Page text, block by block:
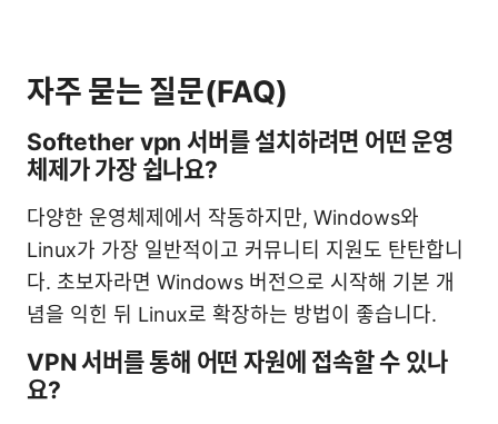
자주 묻는 질문(FAQ)
Softether vpn 서버를 설치하려면 어떤 운영
체제가 가장 쉽나요?
다양한 운영체제에서 작동하지만, Windows와
Linux가 가장 일반적이고 커뮤니티 지원도 탄탄합니
다. 초보자라면 Windows 버전으로 시작해 기본 개
념을 익힌 뒤 Linux로 확장하는 방법이 좋습니다.
VPN 서버를 통해 어떤 자원에 접속할 수 있나
요?